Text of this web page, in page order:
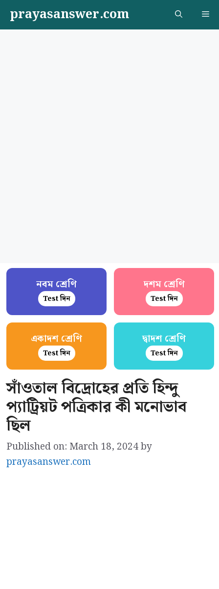
content
prayasanswer.com
নবম শ্রেণি
Test দিন
দশম শ্রেণি
Test দিন
একাদশ শ্রেণি
Test দিন
দ্বাদশ শ্রেণি
Test দিন
সাঁওতাল বিদ্রোহের প্রতি হিন্দু
প্যাট্রিয়ট পত্রিকার কী মনোভাব
ছিল
Published on: March 18, 2024by
prayasanswer.com